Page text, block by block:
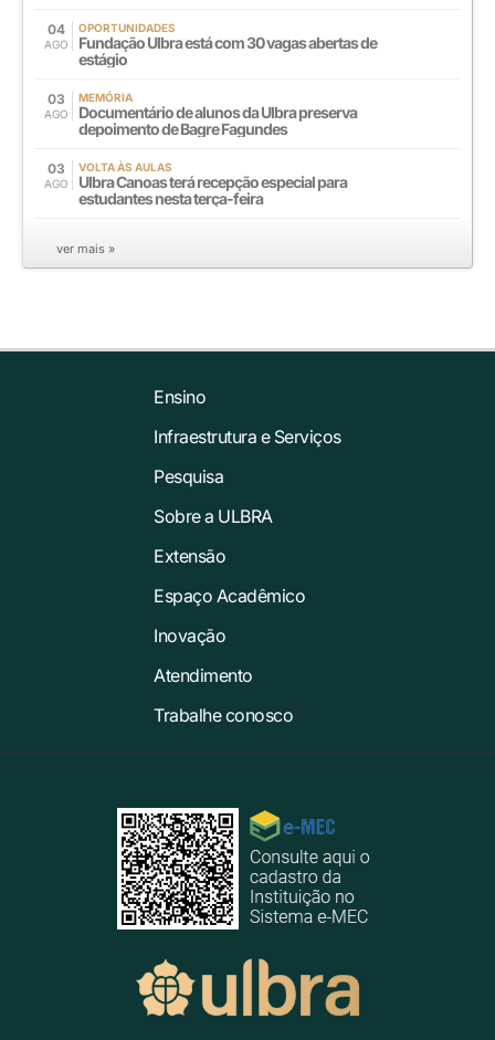
04
AGO
OPORTUNIDADES
Fundação Ulbra está com 30 vagas abertas de
estágio
03
AGO
MEMÓRIA
Documentário de alunos da Ulbra preserva
depoimento de Bagre Fagundes
03
AGO
VOLTA ÀS AULAS
Ulbra Canoas terá recepção especial para
estudantes nesta terça-feira
ver mais »
Ensino
Infraestrutura e Serviços
Pesquisa
Sobre a ULBRA
Extensão
Espaço Acadêmico
Inovação
Atendimento
Trabalhe conosco